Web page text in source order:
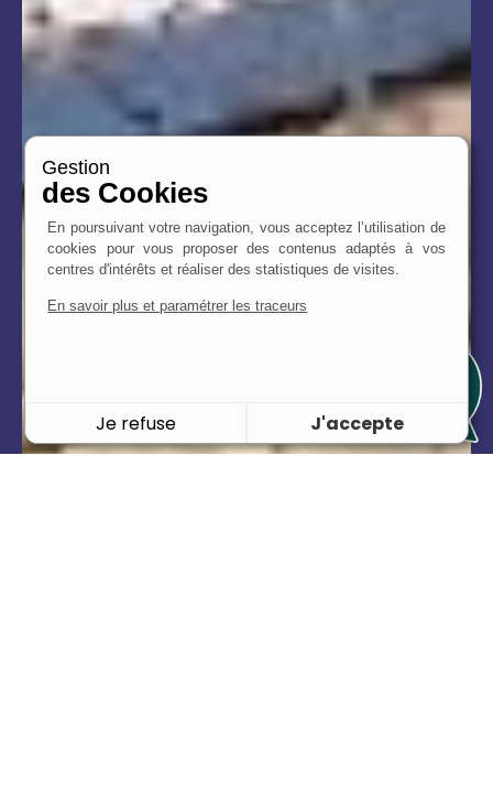
Gestion
des Cookies
En poursuivant votre navigation, vous acceptez l’utilisation de
cookies pour vous proposer des contenus adaptés à vos
centres d'intérêts et réaliser des statistiques de visites.
En savoir plus et paramétrer les traceurs
Je refuse J'accepte